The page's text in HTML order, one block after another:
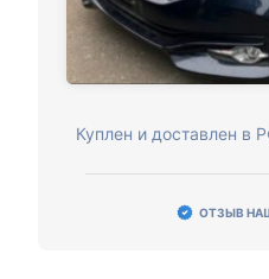
Куплен и доставлен в
ОТЗЫВ